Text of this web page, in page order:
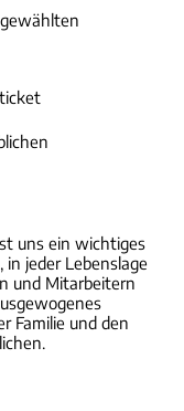
uns ein wichtiges
jeder Lebenslage
und Mitarbeitern
Familie und den